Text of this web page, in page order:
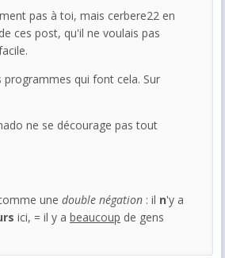
pas à toi, mais cerbere22 en
ces post, qu'il ne voulais pas
programmes qui font cela. Sur
ne se décourage pas tout
une double négation : il n'y a
ici, = il y a beaucoup de gens